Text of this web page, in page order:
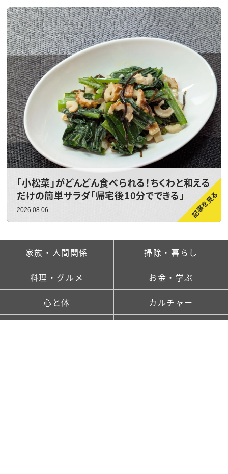
「小松菜」がどんどん食べられる！ちくわと和える
だけの簡単サラダ「帰宅後10分でできる」
2026.08.06
家族・人間関係 掃除・暮らし
料理・グルメ お金・学ぶ
心と体 カルチャー